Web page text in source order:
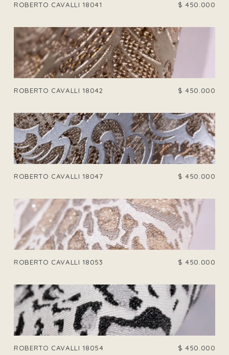
ROBERTO CAVALLI 18041 $ 450.000
ROBERTO CAVALLI 18042 $ 450.000
ROBERTO CAVALLI 18047 $ 450.000
ROBERTO CAVALLI 18053 $ 450.000
ROBERTO CAVALLI 18054 $ 450.000